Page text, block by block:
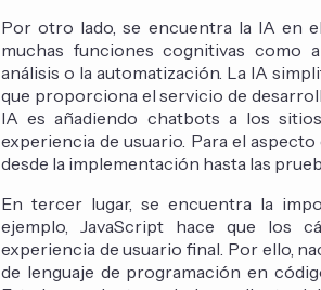
Por otro lado, se encuentra la IA en
muchas funciones cognitivas como
análisis o la automatización. La IA
que proporciona el servicio de
IA es añadiendo chatbots a los
experiencia de usuario. Para el
desde la implementación hasta las
En tercer lugar, se encuentra la
ejemplo, JavaScript hace que los
experiencia de usuario final. Por ello,
de lenguaje de programación en